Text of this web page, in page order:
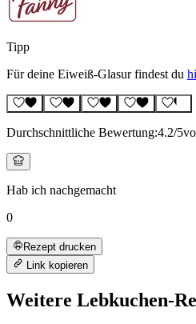
Tipp
Für deine Eiweiß-Glasur findest du
Durchschnittliche Bewertung:4.2/5
Hab ich nachgemacht
0
Rezept drucken
Link kopieren
Weitere Lebkuchen-